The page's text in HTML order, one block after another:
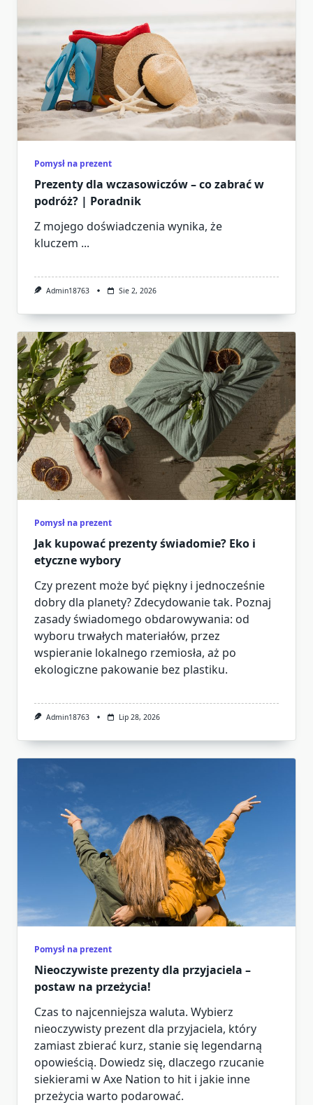
Pomysł na prezent
Prezenty dla wczasowiczów – co zabrać w
podróż? | Poradnik
Z mojego doświadczenia wynika, że
kluczem ...
Admin18763 Sie 2, 2026
Pomysł na prezent
Jak kupować prezenty świadomie? Eko i
etyczne wybory
Czy prezent może być piękny i jednocześnie
dobry dla planety? Zdecydowanie tak. Poznaj
zasady świadomego obdarowywania: od
wyboru trwałych materiałów, przez
wspieranie lokalnego rzemiosła, aż po
ekologiczne pakowanie bez plastiku.
Admin18763 Lip 28, 2026
Pomysł na prezent
Nieoczywiste prezenty dla przyjaciela –
postaw na przeżycia!
Czas to najcenniejsza waluta. Wybierz
nieoczywisty prezent dla przyjaciela, który
zamiast zbierać kurz, stanie się legendarną
opowieścią. Dowiedz się, dlaczego rzucanie
siekierami w Axe Nation to hit i jakie inne
przeżycia warto podarować.